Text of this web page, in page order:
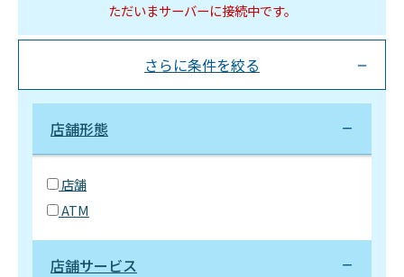
ただいまサーバーに接続中です。
さらに条件を絞る
店舗形態
店舗
ATM
店舗サービス